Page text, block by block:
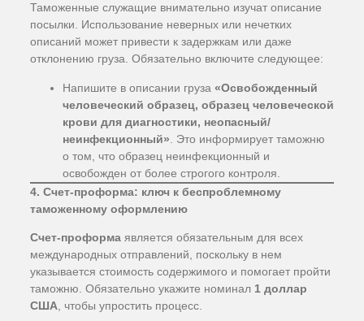
Таможенные служащие внимательно изучат описание
посылки. Использование неверных или нечетких
описаний может привести к задержкам или даже
отклонению груза. Обязательно включите следующее:
Напишите в описании груза «Освобожденный
человеческий образец, образец человеческой
крови для диагностики, неопасный/
неинфекционный» . Это информирует таможню
о том, что образец неинфекционный и
освобожден от более строгого контроля.
4. Счет-проформа: ключ к беспроблемному
таможенному оформлению
Счет-проформаявляется обязательным для всех
международных отправлений, поскольку в нем
указывается стоимость содержимого и помогает пройти
таможню. Обязательно укажите номинал 1 доллар
США, чтобы упростить процесс.